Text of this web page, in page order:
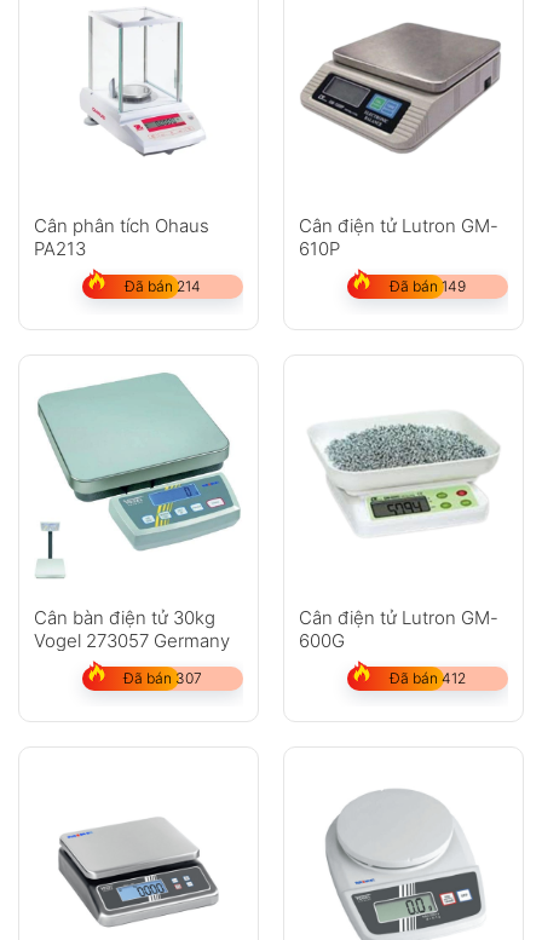
Cân phân tích Ohaus
PA213
Đã bán 214
Cân điện tử Lutron GM-
610P
Đã bán 149
Cân bàn điện tử 30kg
Vogel 273057 Germany
Đã bán 307
Cân điện tử Lutron GM-
600G
Đã bán 412